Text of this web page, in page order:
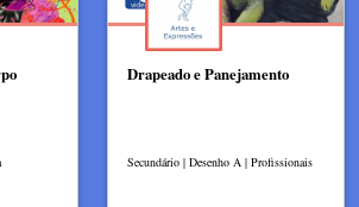
Drapeado e Panejamento
Secundário | Desenho A | Profissionais